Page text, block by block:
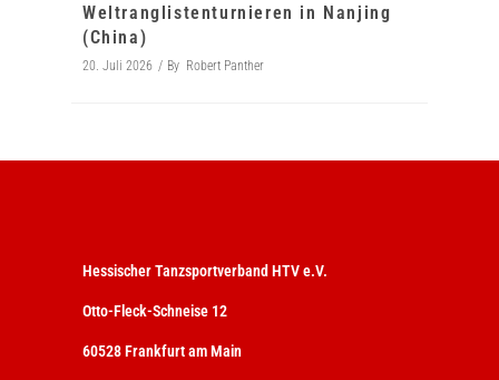
Weltranglistenturnieren in Nanjing
(China)
20. Juli 2026 By Robert Panther
Hessischer Tanzsportverband HTV e.V.
Otto-Fleck-Schneise 12
60528 Frankfurt am Main